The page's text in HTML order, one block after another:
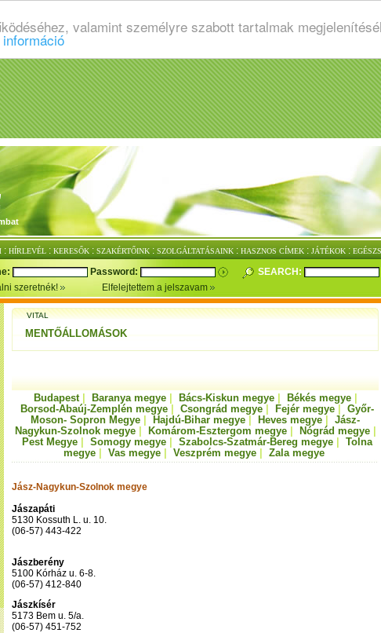
valamint személyre szabott tartalmak
: HÍRLEVÉL : KERESŐK : SZAKÉRTŐINK : SZOLGÁLTATÁSAINK : HASZNOS CÍMEK : JÁTÉKOK :
Password:
SEARCH:
szeretnék!
Elfelejtettem a jelszavam
VITAL
MENTŐÁLLOMÁSOK
Budapest| Baranya megye| Bács-Kiskun megye| Békés megye|
Borsod-Abaúj-Zemplén megye| Csongrád megye| Fejér megye| Győr-
Moson- Sopron Megye
Hajdú-Bihar megye Heves megye
Jász-
Nagykun-Szolnok megye| Komárom-Esztergom megye| Nógrád megye|
Pest Megye| Somogy megye| Szabolcs-Szatmár-Bereg megye| Tolna
megye| Vas megye| Veszprém megye| Zala megye
Jász-Nagykun-Szolnok megye
Jászapáti
5130 Kossuth L. u. 10.
(06-57) 443-422
Jászberény
5100 Kórház u. 6-8.
(06-57) 412-840
Jászkísér
5173 Bem u. 5/a.
(06-57) 451-752